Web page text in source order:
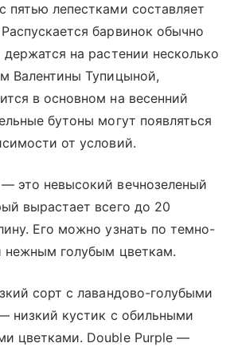
пятью лепестками составляет
барвинок обычно
держатся на растении несколько
Валентины Тупицыной,
в основном на весенний
бутоны могут появляться
от условий.
это невысокий вечнозеленый
вырастает всего до 20
Его можно узнать по темно-
нежным голубым цветкам.
сорт с лавандово-голубыми
низкий кустик с обильными
цветками. Double Purple —